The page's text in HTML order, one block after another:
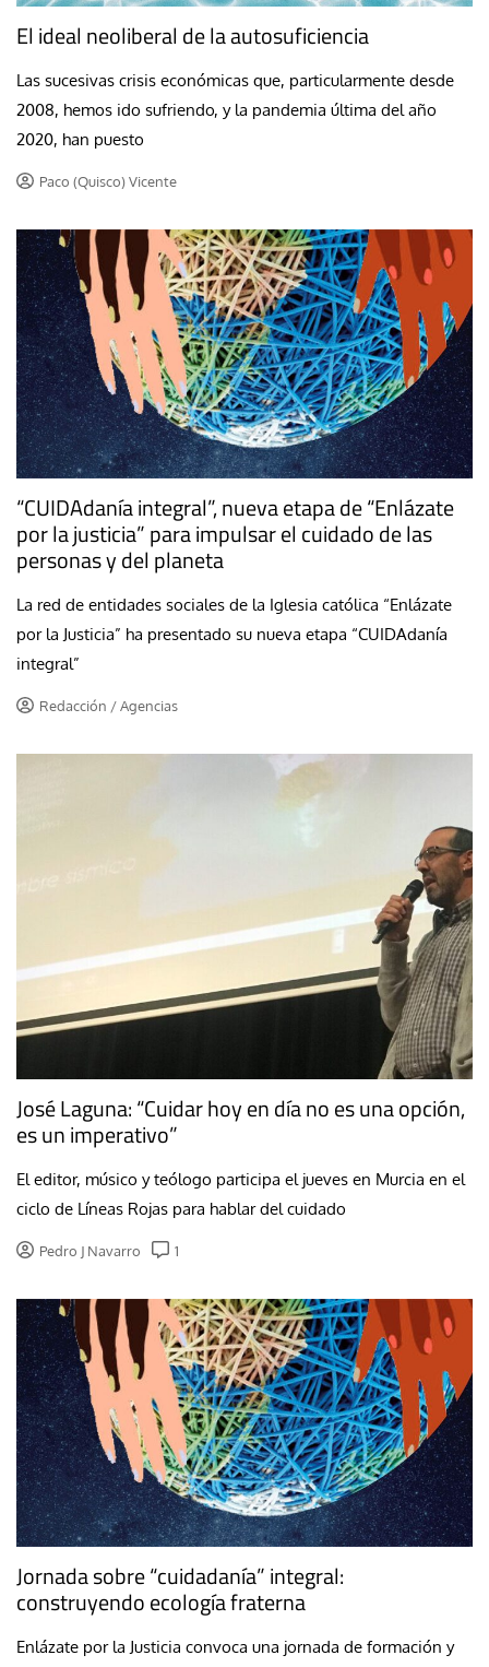
El ideal neoliberal de la autosuficiencia
Las sucesivas crisis económicas que, particularmente desde
2008, hemos ido sufriendo, y la pandemia última del año
2020, han puesto
Paco (Quisco) Vicente
“CUIDAdanía integral”, nueva etapa de “Enlázate
por la justicia” para impulsar el cuidado de las
personas y del planeta
La red de entidades sociales de la Iglesia católica “Enlázate
por la Justicia” ha presentado su nueva etapa “CUIDAdanía
integral”
Redacción / Agencias
José Laguna: “Cuidar hoy en día no es una opción,
es un imperativo”
El editor, músico y teólogo participa el jueves en Murcia en el
ciclo de Líneas Rojas para hablar del cuidado
Pedro J Navarro 1
Jornada sobre “cuidadanía” integral:
construyendo ecología fraterna
Enlázate por la Justicia convoca una jornada de formación y